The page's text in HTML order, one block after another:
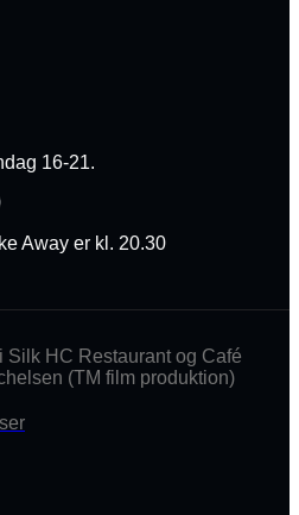
16-21.
Away er kl. 20.30
HC Restaurant og Café
(TM film produktion)